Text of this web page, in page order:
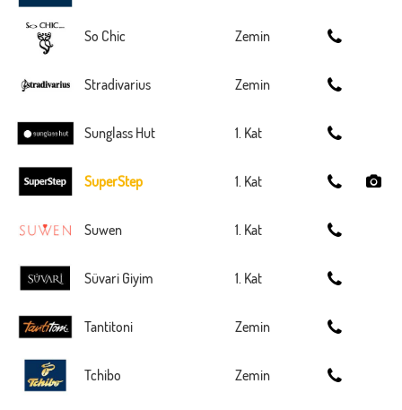
So Chic Zemin
Stradivarius Zemin
Sunglass Hut 1. Kat
SuperStep 1. Kat
Suwen 1. Kat
Süvari Giyim 1. Kat
Tantitoni Zemin
Tchibo Zemin